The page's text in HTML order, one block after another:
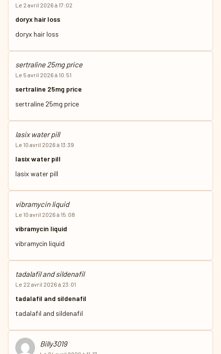
Le 2 avril 2026 à 17:02
doryx hair loss
doryx hair loss
sertraline 25mg price
Le 5 avril 2026 à 10:51
sertraline 25mg price
sertraline 25mg price
lasix water pill
Le 10 avril 2026 à 13:39
lasix water pill
lasix water pill
vibramycin liquid
Le 10 avril 2026 à 15:08
vibramycin liquid
vibramycin liquid
tadalafil and sildenafil
Le 22 avril 2026 à 23:01
tadalafil and sildenafil
tadalafil and sildenafil
Billy3019